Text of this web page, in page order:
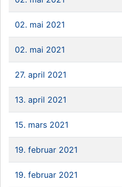
02. mai 2021
02. mai 2021
27. april 2021
13. april 2021
15. mars 2021
19. februar 2021
19. februar 2021